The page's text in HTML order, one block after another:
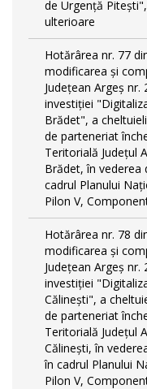
de Urgență
ulterioare
Hotărârea nr. 77
modificarea și
Județean Argeș
investiției
Brădet", a
de parteneriat
Teritorială Județul
Brădet, în vederea
cadrul Planului
Pilon V,
Hotărârea nr. 78
modificarea și
Județean Argeș
investiției
Călinești", a
de parteneriat
Teritorială Județul
Călinești, în
în cadrul Planului
Pilon V,